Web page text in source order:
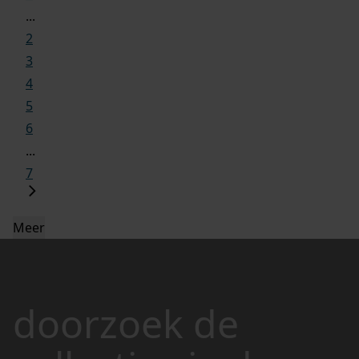
...
2
3
4
5
6
...
7
Meer
doorzoek de